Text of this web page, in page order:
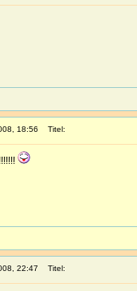
18:56 Titel:
22:47 Titel: